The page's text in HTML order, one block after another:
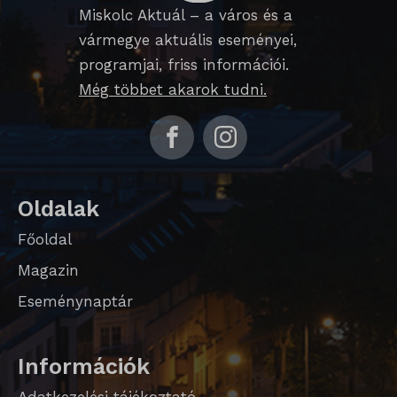
Miskolc Aktuál – a város és a
vármegye aktuális eseményei,
programjai, friss információi.
Még többet akarok tudni.
Oldalak
Főoldal
Magazin
Eseménynaptár
Információk
_qimei_i_3
_qimei_uuid42
amp_*
cato_fw_inet
cookieyes-consent
domain
i18next
litespeed_qc_hide_banner
SameSite